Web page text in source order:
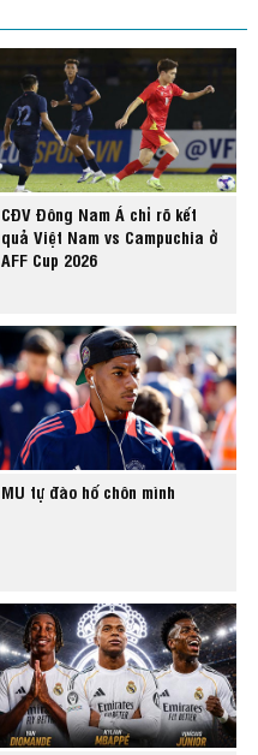
CĐV Đông Nam Á chỉ rõ kết
quả Việt Nam vs Campuchia ở
AFF Cup 2026
MU tự đào hố chôn mình